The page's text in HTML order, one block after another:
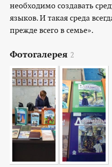
необходимо создавать
языков. И такая среда
прежде всего в семье».
Фотогалерея 2